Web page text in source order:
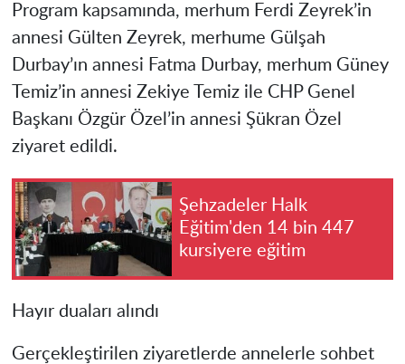
Program kapsamında, merhum Ferdi Zeyrek’in
annesi Gülten Zeyrek, merhume Gülşah
Durbay’ın annesi Fatma Durbay, merhum Güney
Temiz’in annesi Zekiye Temiz ile CHP Genel
Başkanı Özgür Özel’in annesi Şükran Özel
ziyaret edildi.
Şehzadeler Halk
Eğitim'den 14 bin 447
kursiyere eğitim
Hayır duaları alındı
Gerçekleştirilen ziyaretlerde annelerle sohbet